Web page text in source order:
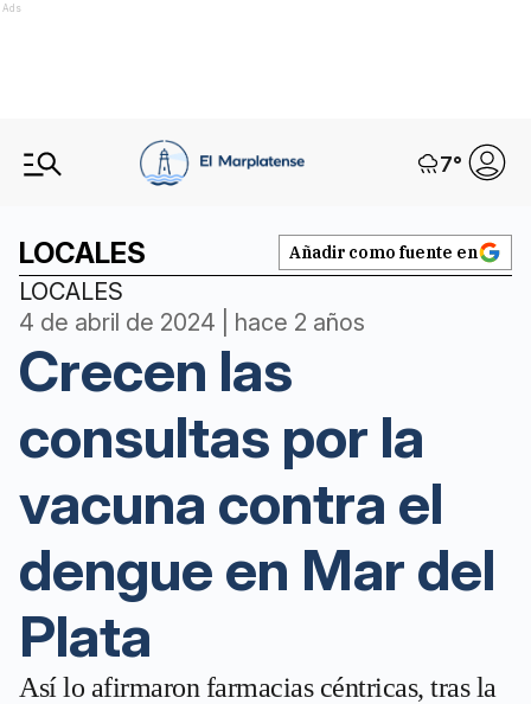
Ads
7°
LOCALES Añadir como fuente en
LOCALES
4 de abril de 2024 | hace 2 años
Crecen las
consultas por la
vacuna contra el
dengue en Mar del
Plata
Así lo afirmaron farmacias céntricas, tras la